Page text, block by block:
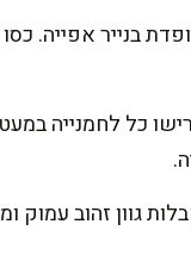
השנייה, הברישו כל
עד שהלחמניות מקבלות